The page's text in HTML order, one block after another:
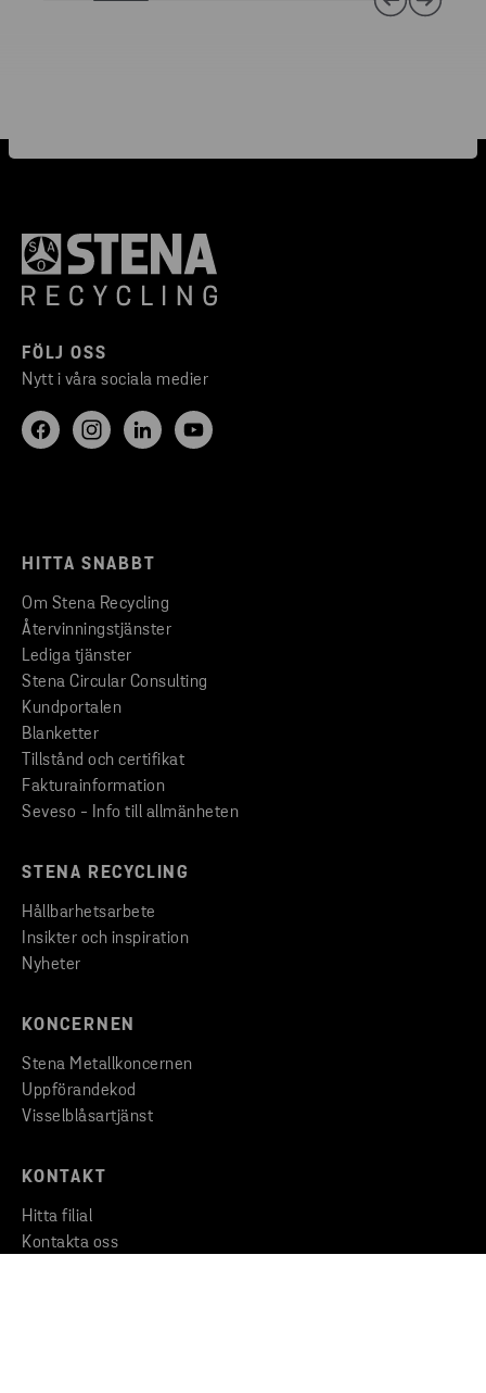
FÖLJ OSS
Nytt i våra sociala medier
HITTA SNABBT
Om Stena Recycling
Återvinningstjänster
Lediga tjänster
Stena Circular Consulting
Kundportalen
Blanketter
Tillstånd och certifikat
Fakturainformation
Seveso - Info till allmänheten
STENA RECYCLING
Hållbarhetsarbete
Insikter och inspiration
Nyheter
KONCERNEN
Stena Metallkoncernen
Uppförandekod
Visselblåsartjänst
KONTAKT
Hitta filial
Kontakta oss